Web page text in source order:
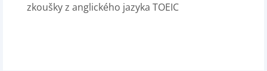
zkoušky z anglického jazyka TOEIC